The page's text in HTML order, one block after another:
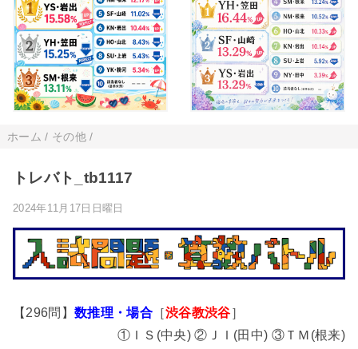
ホーム / その他/
トレバト_tb1117
2024年11月17日日曜日
【296問】 数推理・場合［渋谷教渋谷］
①ＩＳ(中央) ②ＪＩ(田中) ③ＴＭ(根来)